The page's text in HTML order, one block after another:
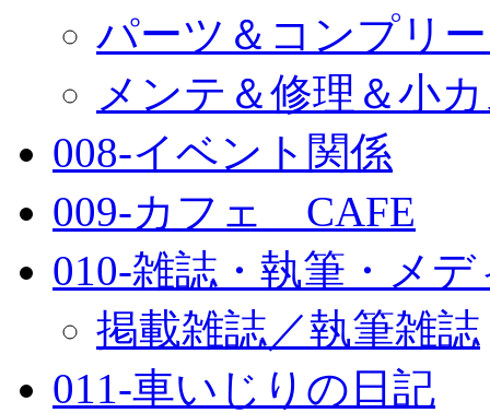
パーツ＆コンプリ
メンテ＆修理＆小
008-イベント関係
009-カフェ CAFE
010-雑誌・執筆・メ
掲載雑誌／執筆雑誌
011-車いじりの日記